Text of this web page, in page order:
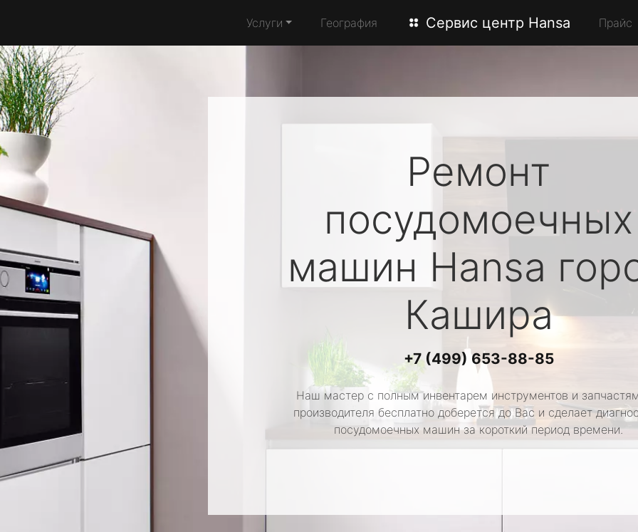
Услуги География Сервис центр Hansa Прайс
Ремонт
посудомоечных
машин Hansa
Кашира
+7 (499) 653-88-85
Наш мастер с полным инвентарем инструментов и
производителя бесплатно доберется до Вас и сделает
посудомоечных машин за короткий период времени.